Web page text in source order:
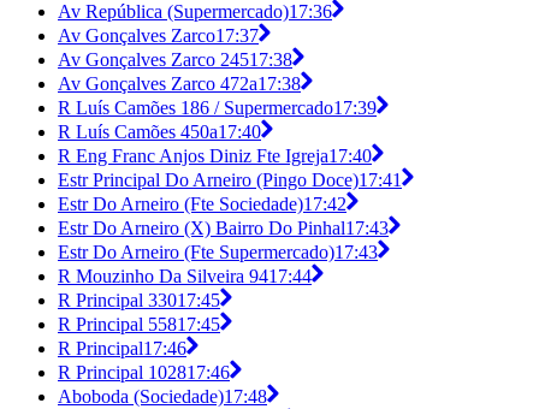
Av República (Supermercado)17:36
Av Gonçalves Zarco17:37
Av Gonçalves Zarco 24517:38
Av Gonçalves Zarco 472a17:38
R Luís Camões 186 / Supermercado17:39
R Luís Camões 450a17:40
R Eng Franc Anjos Diniz Fte Igreja17:40
Estr Principal Do Arneiro (Pingo Doce)17:41
Estr Do Arneiro (Fte Sociedade)17:42
Estr Do Arneiro (X) Bairro Do Pinhal17:43
Estr Do Arneiro (Fte Supermercado)17:43
R Mouzinho Da Silveira 9417:44
R Principal 33017:45
R Principal 55817:45
R Principal17:46
R Principal 102817:46
Aboboda (Sociedade)17:48